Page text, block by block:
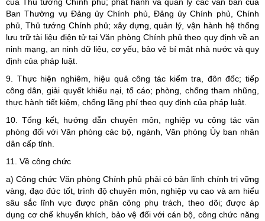
Ban Thường vụ Đảng ủy Chính phủ, Đảng ủy Chính phủ, Chính
phủ, Thủ tướng Chính phủ; xây dựng, quản lý, vận hành hệ thống
lưu trữ tài liệu điện tử tại Văn phòng Chính phủ theo quy định về an
ninh mạng, an ninh dữ liệu, cơ yếu, bảo vệ bí mật nhà nước và quy
định của pháp luật.
9. Thực hiện nghiêm, hiệu quả công tác kiểm tra, đôn đốc; tiếp
công dân, giải quyết khiếu nại, tố cáo; phòng, chống tham nhũng,
thực hành tiết kiệm, chống lãng phí theo quy định của pháp luật.
10. Tổng kết, hướng dẫn chuyên môn, nghiệp vụ công tác văn
phòng đối với Văn phòng các bộ, ngành, Văn phòng Ủy ban nhân
dân cấp tỉnh.
11. Về công chức
a) Công chức Văn phòng Chính phủ phải có bản lĩnh chính trị vững
vàng, đạo đức tốt, trình độ chuyên môn, nghiệp vụ cao và am hiểu
sâu sắc lĩnh vực được phân công phụ trách, theo dõi; được áp
dụng cơ chế khuyến khích, bảo vệ đối với cán bộ, công chức năng